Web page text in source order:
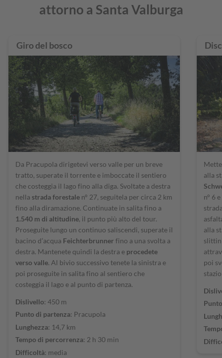
attorno a Santa Valburga
Giro del bosco
Da Pracupola dirigetevi verso valle per un breve
tratto, superate il torrente e imboccate il sentiero
che costeggia il lago fino alla diga. Svoltate a destra
nella strada forestale n° 27, seguitela per circa 2 km
fino alla diramazione. Continuate in salita fino a
1.540 m di altitudine, il punto più alto del tour.
Proseguite lungo un continuo saliscendi, superate il
bacino d’acqua Feichterbrunner fino a una svolta a
destra. Mantenete quindi la destra e procedete
verso valle. Al bivio successivo tenete la sinistra e
poi proseguite in salita fino al sentiero che
costeggia il lago e al punto di partenza.
Dislivello: 450 m
Punto di partenza: Pracupola
Lunghezza: 14,7 km
Tempo di percorrenza: 2 h 30 min
Difficoltà: media
alla
n° 6
alla
poi